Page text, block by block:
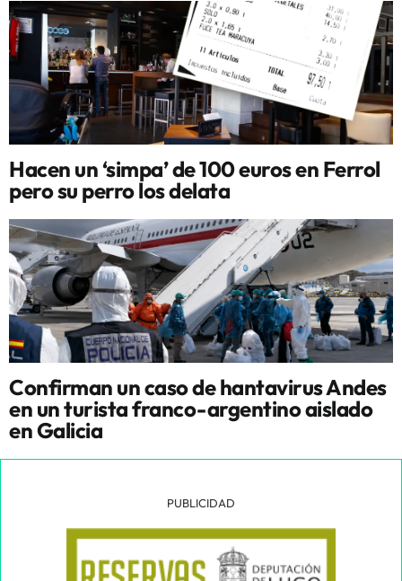
Hacen un ‘simpa’ de 100 euros en Ferrol
pero su perro los delata
Confirman un caso de hantavirus Andes
en un turista franco-argentino aislado
en Galicia
PUBLICIDAD